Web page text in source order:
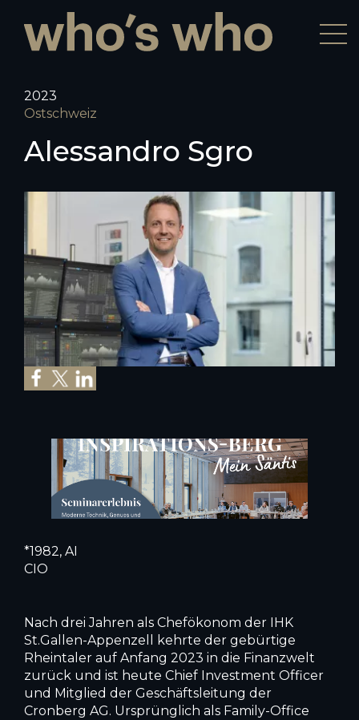
2023
Ostschweiz
Alessandro Sgro
*1982, AI
CIO
Nach drei Jahren als Chefökonom der IHK
St.Gallen-Appenzell kehrte der gebürtige
Rheintaler auf Anfang 2023 in die Finanzwelt
zurück und ist heute Chief Investment Officer
und Mitglied der Geschäftsleitung der
Cronberg AG. Ursprünglich als Family-Office